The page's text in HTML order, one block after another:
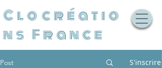
Clocréatio
ns France
Post S'inscrire